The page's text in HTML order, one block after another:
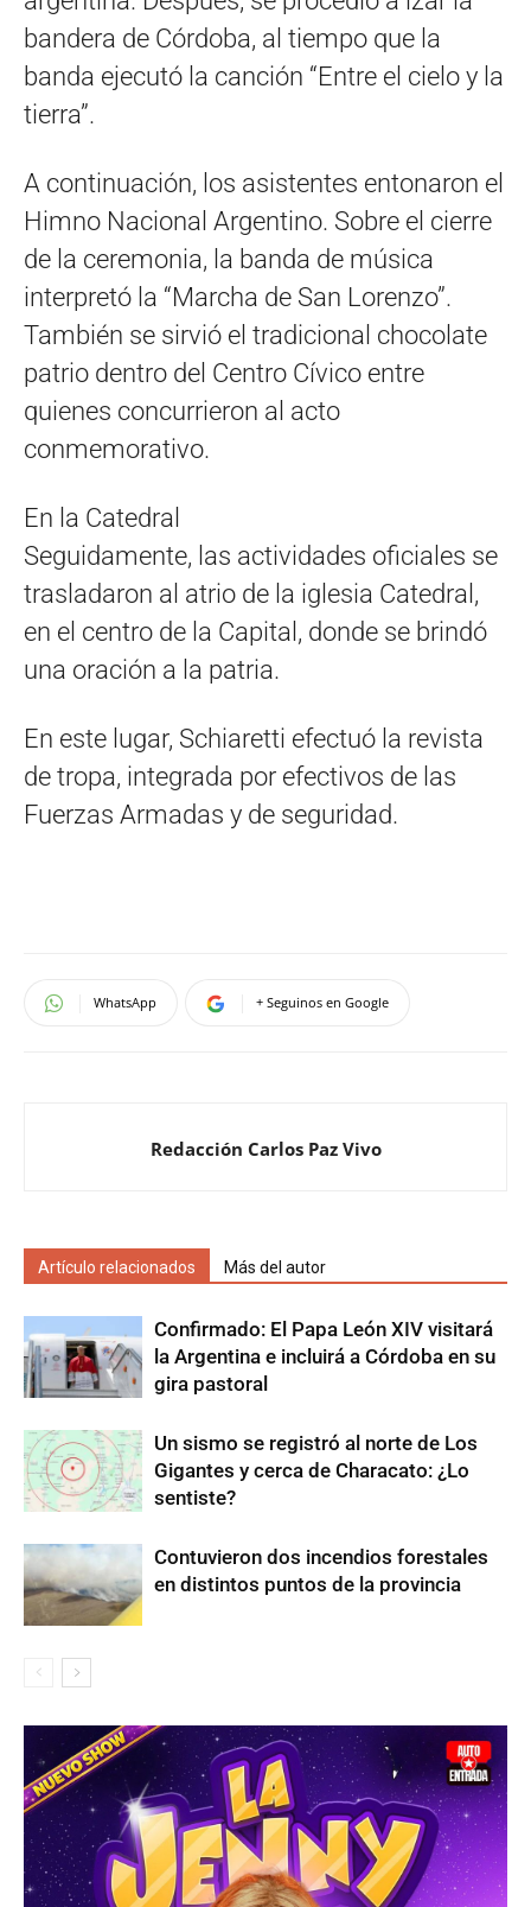
bandera de Córdoba, al tiempo que la
banda ejecutó la canción “Entre el cielo y la
tierra”.
A continuación, los asistentes entonaron el
Himno Nacional Argentino. Sobre el cierre
de la ceremonia, la banda de música
interpretó la “Marcha de San Lorenzo”.
También se sirvió el tradicional chocolate
patrio dentro del Centro Cívico entre
quienes concurrieron al acto
conmemorativo.
En la Catedral
Seguidamente, las actividades oficiales se
trasladaron al atrio de la iglesia Catedral,
en el centro de la Capital, donde se brindó
una oración a la patria.
En este lugar, Schiaretti efectuó la revista
de tropa, integrada por efectivos de las
Fuerzas Armadas y de seguridad.
WhatsApp + Seguinos en Google
Redacción Carlos Paz Vivo
Artículo relacionados Más del autor
Confirmado: El Papa León XIV visitará
la Argentina e incluirá a Córdoba en su
gira pastoral
Un sismo se registró al norte de Los
Gigantes y cerca de Characato: ¿Lo
sentiste?
Contuvieron dos incendios forestales
en distintos puntos de la provincia